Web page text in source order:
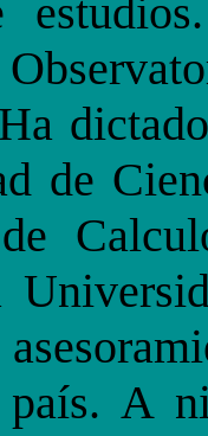
de
país. A